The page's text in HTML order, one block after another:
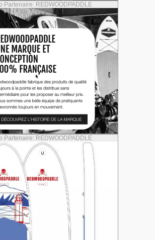
Partenaire: REDWOODPADDLE
Partenaire: REDWOODPADDLE